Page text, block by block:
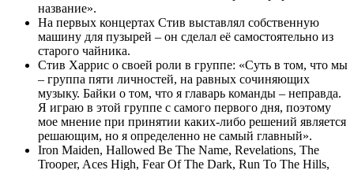
название».
На первых концертах Стив выставлял собственную
машину для пузырей – он сделал её самостоятельно из
старого чайника.
Стив Харрис о своей роли в группе: «Суть в том, что мы
– группа пяти личностей, на равных сочиняющих
музыку. Байки о том, что я главарь команды – неправда.
Я играю в этой группе с самого первого дня, поэтому
мое мнение при принятии каких-либо решений является
решающим, но я определенно не самый главный».
Iron Maiden, Hallowed Be The Name, Revelations, The
Trooper, Aces High, Fear Of The Dark, Run To The Hills,